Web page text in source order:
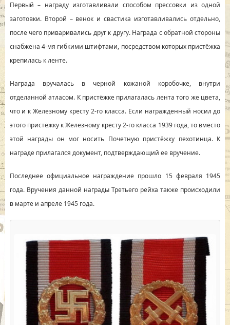
Первый – награду изготавливали способом прессовки из одной
заготовки. Второй – венок и свастика изготавливались отдельно,
после чего приваривались друг к другу. Награда с обратной стороны
снабжена 4-мя гибкими штифтами, посредством которых пристёжка
крепилась к ленте.
Награда вручалась в черной кожаной коробочке, внутри
отделанной атласом. К пристёжке прилагалась лента того же цвета,
что и к Железному кресту 2-го класса. Если награжденный носил до
этого пристёжку к Железному кресту 2-го класса 1939 года, то вместо
этой награды он мог носить Почетную пристёжку пехотинца. К
награде прилагался документ, подтверждающий ее вручение.
Последнее официальное награждение прошло 15 февраля 1945
года. Вручения данной награды Третьего рейха также происходили
в марте и апреле 1945 года.